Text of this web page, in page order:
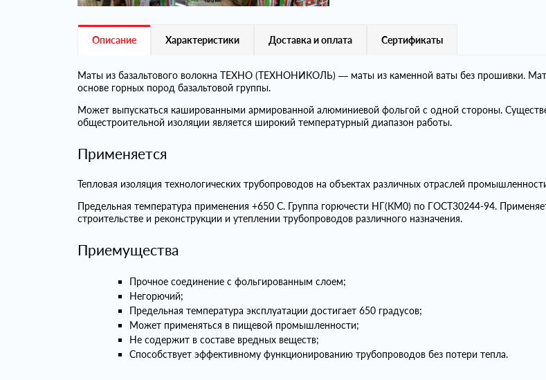
Описание Характеристики Доставка и оплата Сертификаты
Маты из базальтового волокна ТЕХНО (ТЕХНОНИКОЛЬ) — маты из каменной ваты без прошивки. Мат
основе горных пород базальтовой группы.
Может выпускаться кашированными армированной алюминиевой фольгой с одной стороны.
общестроительной изоляции является широкий температурный диапазон работы.
Применяется
Тепловая изоляция технологических трубопроводов на объектах различных отраслей
Предельная температура применения +650 С. Группа горючести НГ(КМ0) по ГОСТ30244-94.
строительстве и реконструкции и утеплении трубопроводов различного назначения.
Приемущества
Прочное соединение с фольгированным слоем;
Негорючий;
Предельная температура эксплуатации достигает 650 градусов;
Может применяться в пищевой промышленности;
Не содержит в составе вредных веществ;
Способствует эффективному функционированию трубопроводов без потери тепла.